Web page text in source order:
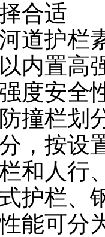
合适
道护栏
以内置高
强度安全
防撞栏划
，按设
和人行
式护栏、
能可分